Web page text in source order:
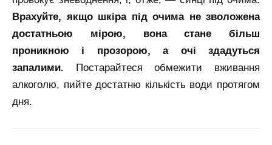
Врахуйте, якщо шкіра під очима не зволожена
достатньою мірою, вона стане більш
проникною і прозорою, а очі здадуться
запалими. Постарайтеся обмежити вживання
алкоголю, пийте достатню кількість води протягом
дня.